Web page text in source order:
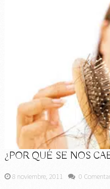
¿POR QUÉ SE NOS
8 noviembre, 2011 0